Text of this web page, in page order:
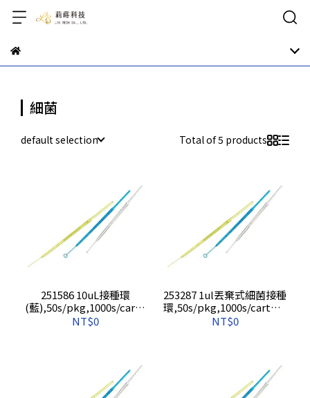
細菌
default selection Total of 5 products
251586 10uL接種環
(藍),50s/pkg,1000s/carto
n, 4000s/cs
NT$0
253287 1ul丟棄式細菌接種
環,50s/pkg,1000s/carton,
4000s/cs
NT$0